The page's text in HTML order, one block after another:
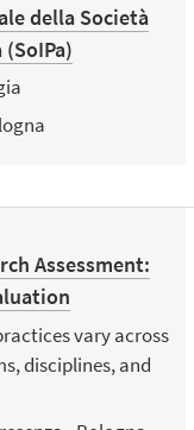
della Società
Assessment:
vary across
disciplines, and